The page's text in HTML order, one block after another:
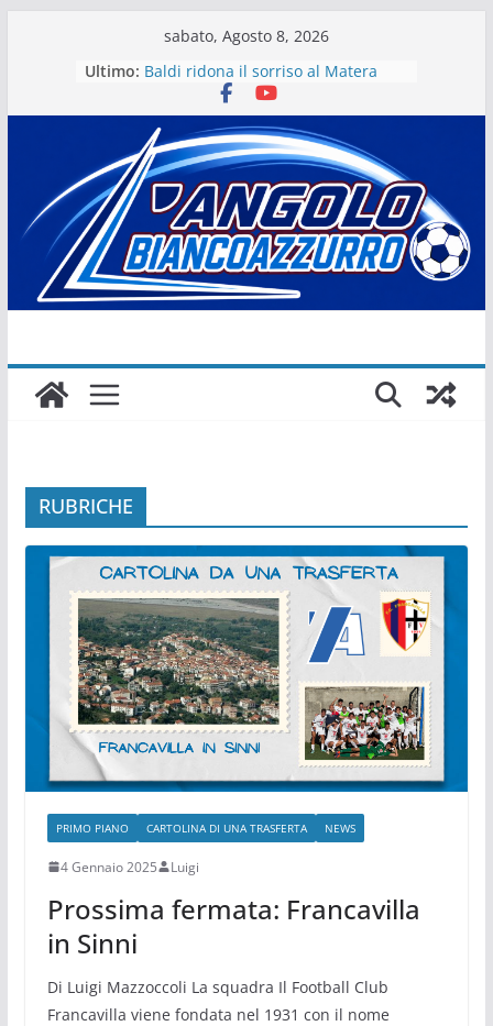
sabato, Agosto 8, 2026
Ultimo: Baldi ridona il sorriso al Matera
La stagione del Matera 1933 al via
tra i fuochi d’artificio
Il Matera 1933 al lavoro per un
grande futuro. Video intervista col
presidente Michele Motta
Il Bue rinasce. E Matera sogna
Matera – Palmese “nulla” di fatto
RUBRICHE
PRIMO PIANO CARTOLINA DI UNA TRASFERTA NEWS
4 Gennaio 2025 Luigi
Prossima fermata: Francavilla
in Sinni
Di Luigi Mazzoccoli La squadra Il Football Club
Francavilla viene fondata nel 1931 con il nome